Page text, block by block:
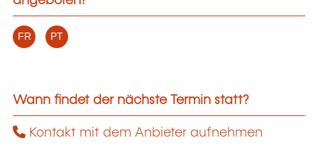
FR PT
Wann findet der nächste Termin statt?
Kontakt mit dem Anbieter aufnehmen